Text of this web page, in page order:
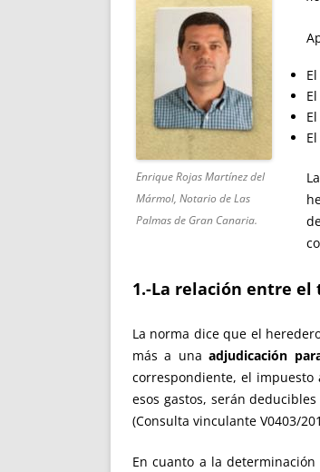
Enrique Rojas Martínez del
Mármol, Notario de Las
Palmas de Gran Canaria.
1.-La relación entre
La norma dice que el
más a unaadjudicación
correspondiente, el impuesto
esos gastos, serán
(Consulta vinculante V0403/
En cuanto a la determinación